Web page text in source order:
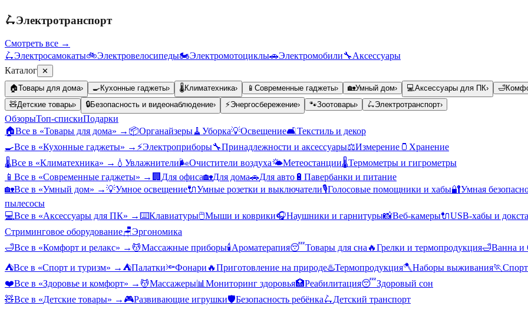
🛴Электротранспорт
Смотреть все →
🛴Электросамокаты🚲Электровелосипеды🏍️Электромотоциклы🚗Электромобили🔧Аксессуары
Каталог ✕
🏠Товары для дома› 🍳Кухонные гаджеты› 🌡️Климатехника› 📱 Современные гаджеты› 🏡Умный дом› 💻Аксессуары для ПК› 🛁
🧸Детские товары› 🔒Безопасность и видеонаблюдение› ⚡Энергосбережение› 🐾Зоотовары› 🛴Электротранспорт›
ОбзорыТоп-спискиПодарки
🏠Все в «Товары для дома» → 📦Органайзеры🧹 Уборка💡Освещение🛋️Текстиль и декор
🍳Все в «Кухонные гаджеты» → ⚡Электроприборы🔧Принадлежности и аксессуары⚖️Измерение 🫙 Хранение
🌡️Все в «Климатехника» → 💧 Увлажнители🌬️Очистители воздуха🌤️Метеостанции🌡️Термометры и гигрометры
📱 Все в «Современные гаджеты» → 🏢 Для офиса🏡Для дома🚗Для авто 🔋 Павербанки и питание
🏡Все в «Умный дом» →💡Умное освещение🔌Умные розетки и выключатели🎙️Голосовые помощники и хабы🔐Умная
пылесосы
💻Все в «Аксессуары для ПК» →⌨️Клавиатуры🖱️Мыши и коврики🎧Наушники и гарнитуры📸Веб-камеры🔌USB-хабы и
Стриминговое оборудование🪑Эргономика
🛁Все в «Комфорт и релакс» → 💆Массажные приборы🕯️Ароматерапия😴Товары для сна 🔥Грелки и термопродукция🛁Ванна
⛺Все в «Спорт и туризм» → ⛺Палатки🔦Фонари 🔥Приготовление на природе♨️Термопродукция🪓Наборы выживания🏃
❤️Все в «Здоровье и комфорт» → 💆Массажеры📊 Мониторинг здоровья🏥Реабилитация😴Здоровый сон
🧸Все в «Детские товары» → 🎮Развивающие игрушки🛡️Безопасность ребёнка🛴Детский транспорт